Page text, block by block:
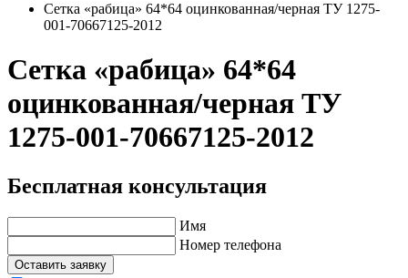
Сетка «рабица» 64*64 оцинкованная/черная ТУ 1275-
001-70667125-2012
Сетка «рабица» 64*64
оцинкованная/черная ТУ
1275-001-70667125-2012
Бесплатная консультация
Имя
Номер телефона
Оставить заявку